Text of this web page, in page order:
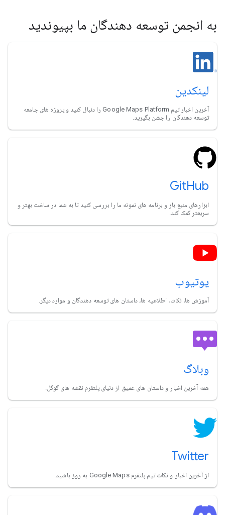
به انجمن توسعه دهندگان ما بپیوندید
لینکدین
آخرین اخبار تیم Google Maps Platform را دنبال کنید و پروژه های جامعه
توسعه دهندگان را جشن بگیرید.
GitHub
ابزارهای منبع باز و برنامه های نمونه ما را بررسی کنید تا به شما در ساخت بهتر و
سریعتر کمک کند.
یوتیوب
آموزش ها، نکات، اطلاعیه ها، داستان های توسعه دهندگان و موارد دیگر.
وبلاگ
همه آخرین اخبار و داستان های عمیق از دنیای پلتفرم نقشه های گوگل.
Twitter
از آخرین اخبار و نکات تیم پلتفرم Google Maps به روز باشید.